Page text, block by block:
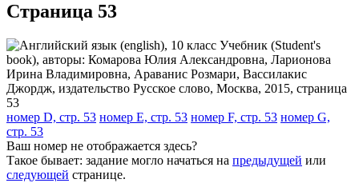
Cтраница 53
номер D, стр. 53 номер E, стр. 53 номер F, стр. 53 номер G,
стр. 53
Ваш номер не отображается здесь?
Такое бывает: задание могло начаться на предыдущей или
следующей странице.